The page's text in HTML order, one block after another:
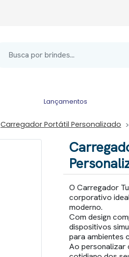
Lançamentos
Carregador Portátil Personalizado
O Carregador
corporativo
moderno.
Com design
dispositivos
para ambientes
Ao personalizar